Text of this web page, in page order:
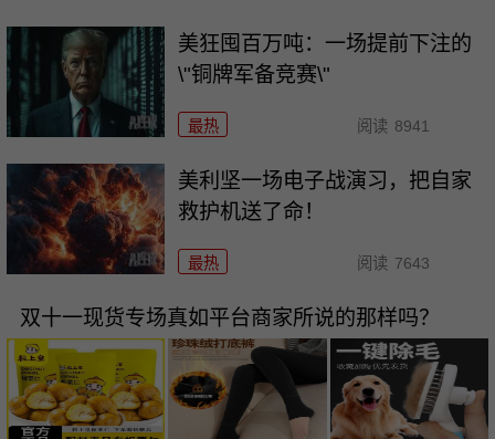
美狂囤百万吨：一场提前下注的
\"铜牌军备竞赛\"
最热 阅读 8941
美利坚一场电子战演习，把自家
救护机送了命！
最热 阅读 7643
双十一现货专场真如平台商家所说的那样吗？